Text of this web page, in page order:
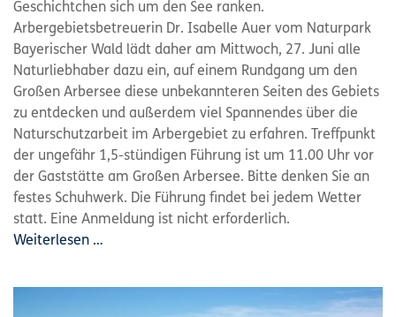
Geschichtchen sich um den See ranken.
Arbergebietsbetreuerin Dr. Isabelle Auer vom Naturpark
Bayerischer Wald lädt daher am Mittwoch, 27. Juni alle
Naturliebhaber dazu ein, auf einem Rundgang um den
Großen Arbersee diese unbekannteren Seiten des Gebiets
zu entdecken und außerdem viel Spannendes über die
Naturschutzarbeit im Arbergebiet zu erfahren. Treffpunkt
der ungefähr 1,5-stündigen Führung ist um 11.00 Uhr vor
der Gaststätte am Großen Arbersee. Bitte denken Sie an
festes Schuhwerk. Die Führung findet bei jedem Wetter
statt. Eine Anmeldung ist nicht erforderlich.
Weiterlesen …